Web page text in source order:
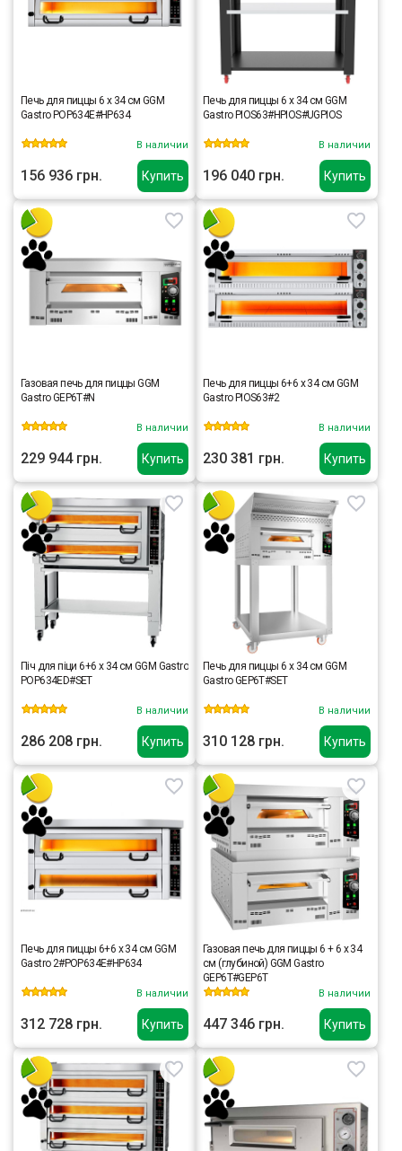
Купить
Печь для пиццы 6 x 34 см GGM
Gastro POP634E#HP634
В наличии
156 936 грн. Купить
Печь для пиццы 6 x 34 cм GGM
Gastro PIOS63#HPIOS#UGPIOS
В наличии
196 040 грн.
Купить
Газовая печь для пиццы GGM
Gastro GEP6T#N
В наличии
229 944 грн. Купить
Печь для пиццы 6+6 x 34 см GGM
Gastro PIOS63#2
В наличии
230 381 грн.
Купить
Піч для піци 6+6 x 34 см GGM Gastro
POP634ED#SET
В наличии
286 208 грн. Купить
Печь для пиццы 6 x 34 см GGM
Gastro GEP6T#SET
В наличии
310 128 грн.
Купить
Печь для пиццы 6+6 x 34 cм GGM
Gastro 2#POP634E#HP634
В наличии
312 728 грн. Купить
Газовая печь для пиццы 6 + 6 x 34
см (глубиной) GGM Gastro
GEP6T#GEP6T
В наличии
447 346 грн.